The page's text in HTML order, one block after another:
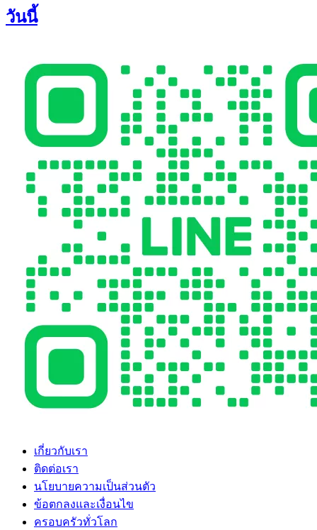
วันนี้
เกี่ยวกับเรา
ติดต่อเรา
นโยบายความเป็นส่วนตัว
ข้อตกลงและเงื่อนไข
ครอบครัวทั่วโลก